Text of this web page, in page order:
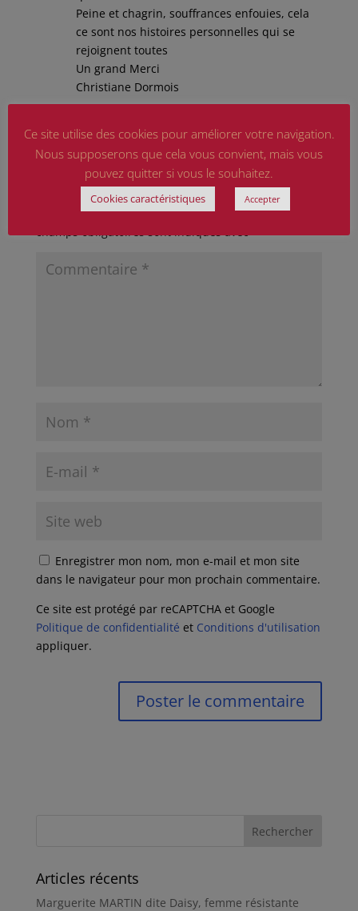
Peine et chagrin, souffrances enfouies, cela
ce sont nos histoires personnelles qui se
rejoignent toutes
Un grand Merci
Christiane Dormois
Poster le commentaire
Votre adresse e-mail ne sera pas publiée. Les
champs obligatoires sont indiqués avec*
Enregistrer mon nom, mon e-mail et mon site
dans le navigateur pour mon prochain commentaire.
Ce site est protégé par reCAPTCHA et Google
Politique de confidentialité et Conditions d'utilisation
appliquer.
Articles récents
Marguerite MARTIN dite Daisy, femme résistante
Ce site utilise des cookies pour améliorer votre navigation.
Nous supposerons que cela vous convient, mais vous
pouvez quitter si vous le souhaitez.
Cookies caractéristiques Accepter